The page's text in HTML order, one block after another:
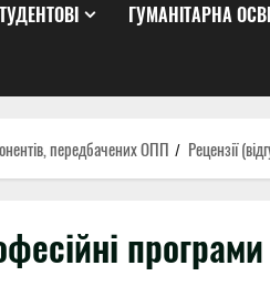
ГУМАНІТАРНА
передбачених ОПП Рецензії
програми